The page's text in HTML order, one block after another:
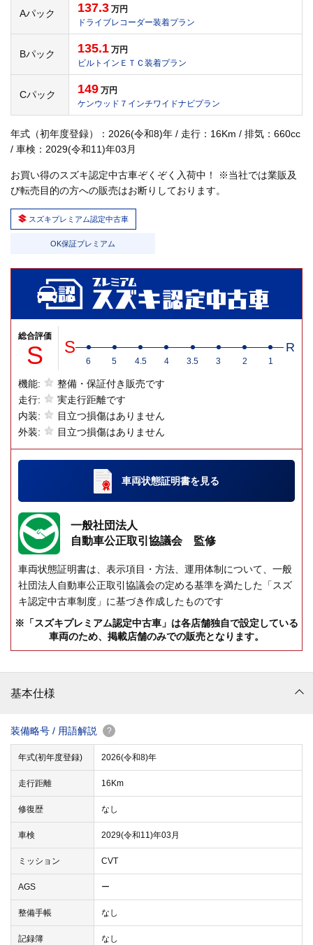
Aパック 137.3 万円
ドライブレコーダー装着プラン
Bパック 135.1 万円
ビルトインＥＴＣ装着プラン
Cパック 149 万円
ケンウッド７インチワイドナビプラン
年式（初年度登録）：2026(令和8)年 / 走行：16Km / 排気：660cc
/ 車検：2029(令和11)年03月
お買い得のスズキ認定中古車ぞくぞく入荷中！ ※当社では業販及
び転売目的の方への販売はお断りしております。
スズキプレミアム認定中古車
OK保証プレミアム
総合評価
S S R
6 5 4.5 4 3.5 3 2 1
機能:
整備・保証付き販売です
走行:
実走行距離です
内装:
目立つ損傷はありません
外装:
目立つ損傷はありません
車両状態証明書を見る
一般社団法人
自動車公正取引協議会 監修
車両状態証明書は、表示項目・方法、運用体制について、一般
社団法人自動車公正取引協議会の定める基準を満たした「スズ
キ認定中古車制度」に基づき作成したものです
※「スズキプレミアム認定中古車」は各店舗独自で設定している
車両のため、掲載店舗のみでの販売となります。
基本仕様
装備略号 / 用語解説 ?
年式(初年度登録) 2026(令和8)年
走行距離 16Km
修復歴 なし
車検 2029(令和11)年03月
ミッション CVT
AGS ー
整備手帳 なし
記録簿 なし